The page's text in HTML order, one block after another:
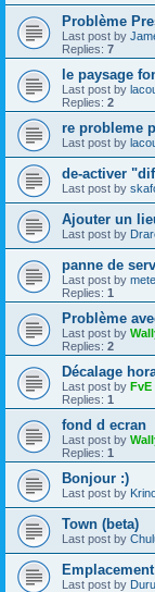
Problème
Last post by
Replies: 7
le paysage
Last post by
Replies: 2
re probleme
Last post by
de-activer
Last post by
Ajouter un
Last post by
panne de
Last post by
Replies: 1
Problème
Last post by
Replies: 2
Décalage
Last post by FvE
Replies: 1
fond d ecran
Last post by
Replies: 1
Bonjour :)
Last post by
Town (beta)
Last post by
Last post by